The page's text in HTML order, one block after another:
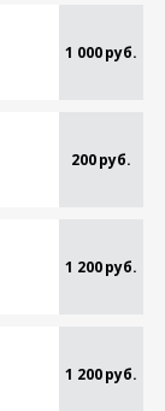
1 000 руб.
200 руб.
1 200 руб.
1 200 руб.